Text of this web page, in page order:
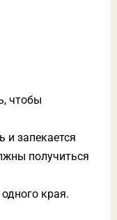
чтобы
и запекается
получиться
края.